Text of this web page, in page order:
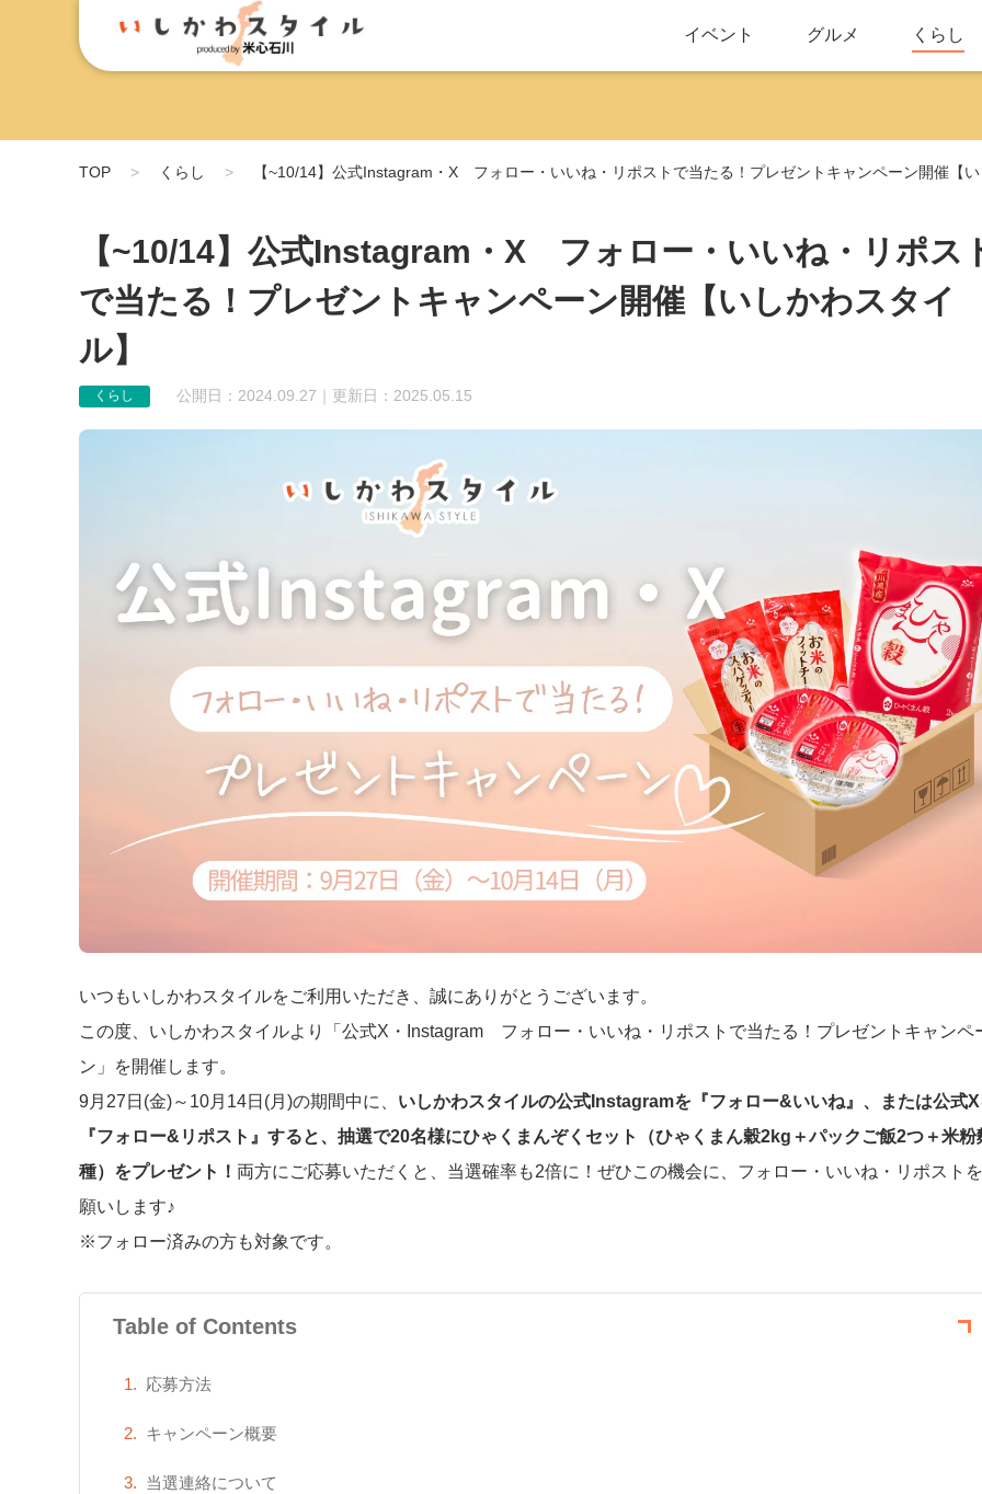
イベント グルメ くらし
TOP くらし 【~10/14】公式Instagram・X フォロー・いいね・リポストで当たる！プレゼントキャンペーン開催【
【~10/14】公式Instagram・X フォロー・いいね・リポス
で当たる！プレゼントキャンペーン開催【いしかわスタイ
ル】
くらし 公開日：2024.09.27｜更新日：2025.05.15
いつもいしかわスタイルをご利用いただき、誠にありがとうございます。
この度、いしかわスタイルより「公式X・Instagram フォロー・いいね・リポストで当たる！プレゼントキャンペ
ン」を開催します。
9月27日(金)～10月14日(月)の期間中に、 いしかわスタイルの公式Instagramを『フォロー&いいね』、または公式
『フォロー&リポスト』すると、抽選で20名様にひゃくまんぞくセット（ひゃくまん穀2kg＋パックご飯2つ＋米粉
種）をプレゼント！ 両方にご応募いただくと、当選確率も2倍に！ぜひこの機会に、フォロー・いいね・リポスト
願いします♪
※フォロー済みの方も対象です。
Table of Contents
応募方法
キャンペーン概要
当選連絡について